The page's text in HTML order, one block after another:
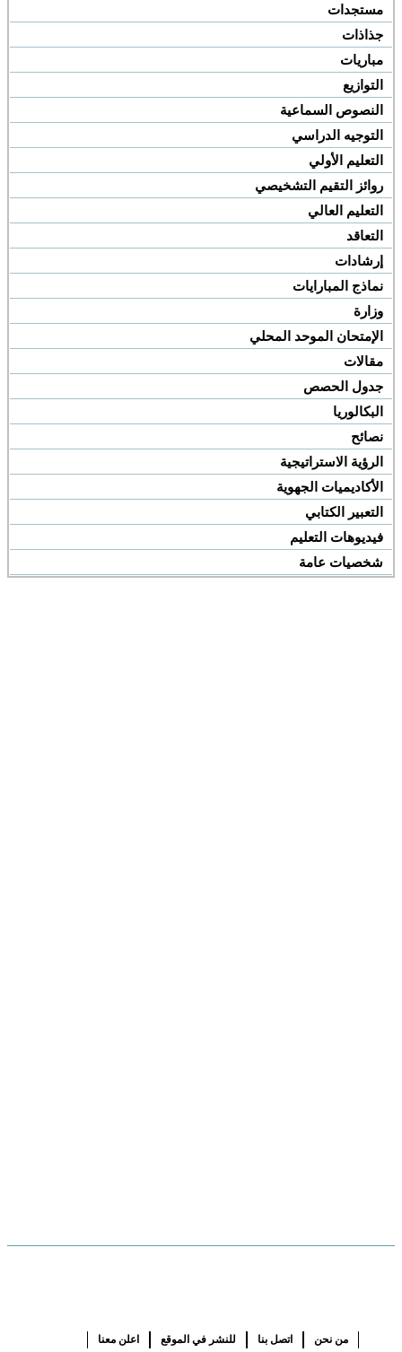
مستجدات
جذاذات
مباريات
التوازيع
النصوص السماعية
التوجيه الدراسي
التعليم الأولي
روائز التقيم التشخيصي
التعليم العالي
التعاقد
إرشادات
نماذج المبارايات
وزارة
الإمتحان الموحد المحلي
مقالات
جدول الحصص
البكالوريا
نصائح
الرؤية الاستراتيجية
الأكاديميات الجهوية
التعبير الكتابي
فيديوهات التعليم
شخصيات عامة
من نحن اتصل بنا للنشر في الموقع اعلن معنا